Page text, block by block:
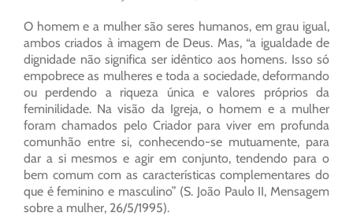
O homem e a mulher são seres humanos, em grau igual,
ambos criados à imagem de Deus. Mas, “a igualdade de
dignidade não significa ser idêntico aos homens. Isso só
empobrece as mulheres e toda a sociedade, deformando
ou perdendo a riqueza única e valores próprios da
feminilidade. Na visão da Igreja, o homem e a mulher
foram chamados pelo Criador para viver em profunda
comunhão entre si, conhecendo-se mutuamente, para
dar a si mesmos e agir em conjunto, tendendo para o
bem comum com as características complementares do
que é feminino e masculino” (S. João Paulo II, Mensagem
sobre a mulher, 26/5/1995).